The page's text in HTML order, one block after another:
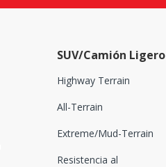
SUV/Camión Ligero
Highway Terrain
All-Terrain
Extreme/Mud-Terrain
Resistencia al